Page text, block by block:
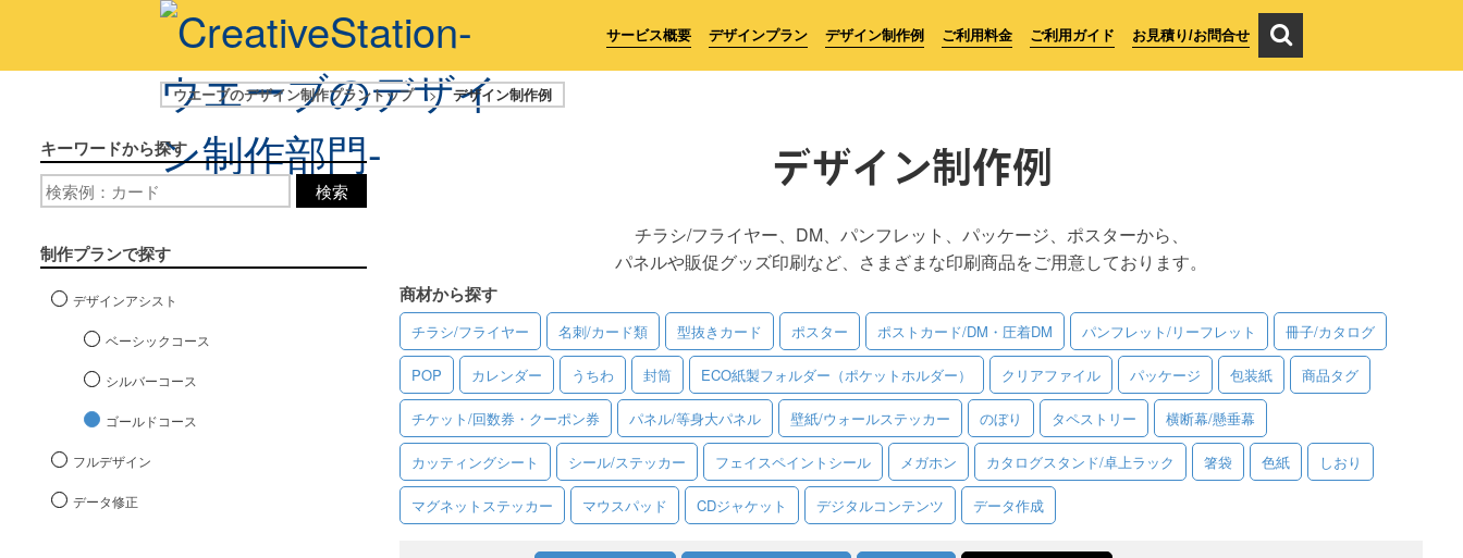
サービス概要 デザインプラン デザイン制作例 ご利用料金 ご利用ガイド お見積り/お問合せ
ウエーブのデザイン制作プラントップ > デザイン制作例
デザイン制作例
チラシ/フライヤー、DM、パンフレット、パッケージ、ポスターから、
パネルや販促グッズ印刷など、さまざまな印刷商品をご用意しております。
商材から探す
チラシ/フライヤー 名刺/カード類 型抜きカード ポスター ポストカード/DM・圧着DM パンフレット/リーフレット 冊子/カタログ
POP カレンダー うちわ 封筒 ECO紙製フォルダー（ポケットホルダー） クリアファイル パッケージ 包装紙 商品タグ
チケット/回数券・クーポン券 パネル/等身大パネル 壁紙/ウォールステッカー のぼり タペストリー 横断幕/懸垂幕
カッティングシート シール/ステッカー フェイスペイントシール メガホン カタログスタンド/卓上ラック 箸袋 色紙 しおり
マグネットステッカー マウスパッド CDジャケット デジタルコンテンツ データ作成
キーワードから探す
検索
制作プランで探す
デザインアシスト
ベーシックコース
シルバーコース
ゴールドコース
フルデザイン
データ修正